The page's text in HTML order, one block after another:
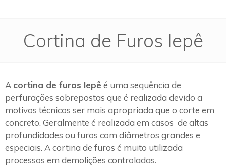
Cortina de Furos Iepê
A cortina de furos Iepê é uma sequência de
perfurações sobrepostas que é realizada devido a
motivos técnicos ser mais apropriada que o corte em
concreto. Geralmente é realizada em casos de altas
profundidades ou furos com diâmetros grandes e
especiais. A cortina de furos é muito utilizada
processos em demolições controladas.